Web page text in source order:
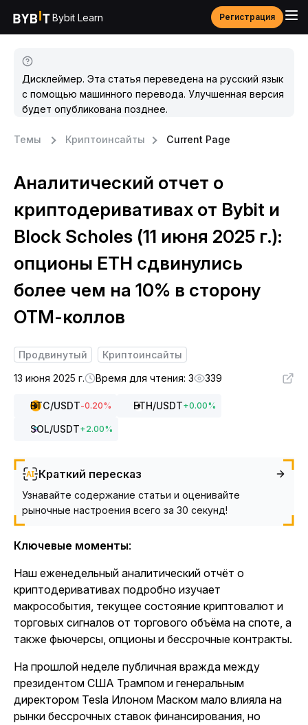
Bybit Learn Регистрация
Дисклеймер. Эта статья переведена на русский язык
с помощью машинного перевода. Улучшенная версия
будет опубликована позднее.
Темы Криптоинсайты Current Page
Аналитический отчет о
криптодеривативах от Bybit и
Block Scholes (11 июня 2025 г.):
опционы ETH сдвинулись
более чем на 10% в сторону
OTM-коллов
Продвинутый
Криптоинсайты
13 июня 2025 г.
Время для чтения: 3 339
BTC/USDT-0.20% ETH/USDT+0.00%
SOL/USDT+2.00%
Краткий пересказ
Узнавайте содержание статьи и оценивайте
рыночные настроения всего за 30 секунд!
Ключевые моменты:
Наш еженедельный аналитический отчёт о
криптодеривативах подробно изучает
макрособытия, текущее состояние криптовалют и
торговых сигналов от торгового объёма на споте, а
также фьючерсы, опционы и бессрочные контракты.
На прошлой неделе публичная вражда между
президентом США Трампом и генеральным
директором Tesla Илоном Маском мало влияла на
рынки бессрочных ставок финансирования, но